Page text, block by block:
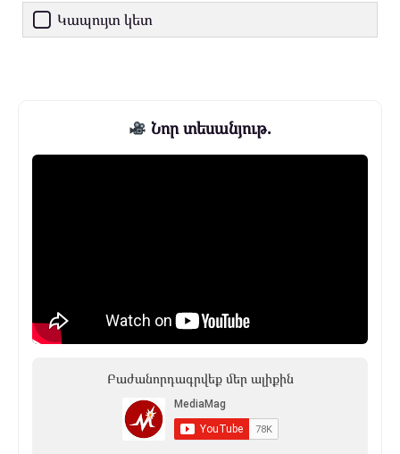
Կապույտ կետ
Նոր տեսանյութ.
Բաժանորդագրվեք մեր ալիքին